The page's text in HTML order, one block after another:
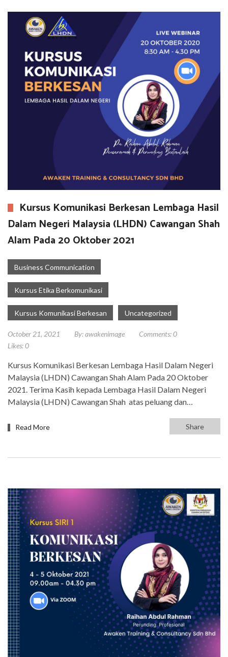
Kursus Komunikasi Berkesan Lembaga Hasil
Dalam Negeri Malaysia (LHDN) Cawangan Shah
Alam Pada 20 Oktober 2021
Business Communication
Kursus Etika Berkomunikasi
Kursus Komunikasi Berkesan Uncategorized
October 21, 2021 By:awakenimage Comments:0
Likes:0
Kursus Komunikasi Berkesan Lembaga Hasil Dalam Negeri
Malaysia (LHDN) Cawangan Shah Alam Pada 20 Oktober
2021. Terima Kasih kepada Lembaga Hasil Dalam Negeri
Malaysia (LHDN) Cawangan Shah atas peluang dan…
Read More Share